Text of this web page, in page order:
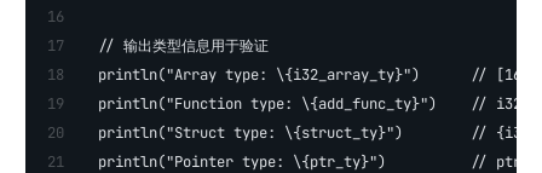
  // 输出类型信息用于验证
println("Array type: \{i32_array_ty}")      // [16 x
println("Function type: \{add_func_ty}")    // i32
println("Struct type: \{struct_ty}")        // {i32,
  println("Pointer type: \{ptr_ty}")          // ptr